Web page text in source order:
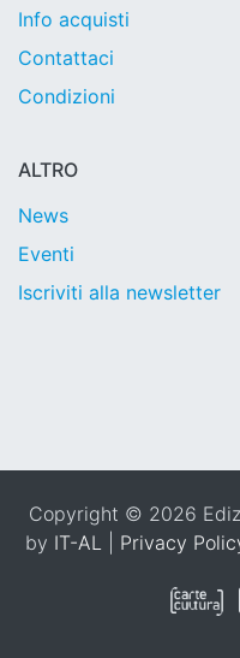
Info acquisti
Contattaci
Condizioni
ALTRO
News
Eventi
Iscriviti alla newsletter
Copyright © 2026
by IT-AL Privacy